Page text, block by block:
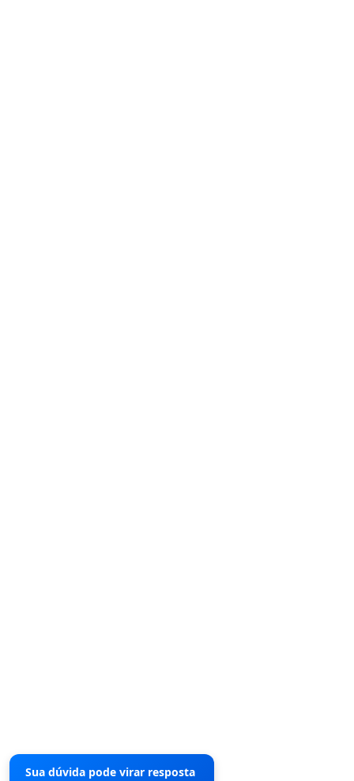
Sua dúvida pode virar resposta